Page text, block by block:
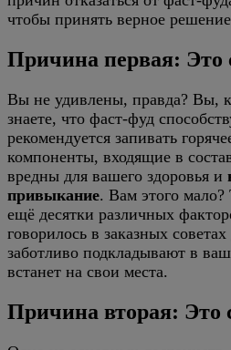
чтобы принять верное
Причина первая: Это
Вы не удивлены, правда? Вы,
знаете, что фаст-фуд
рекомендуется запивать
компоненты, входящие в
вредны для вашего здоровья и
привыкание. Вам этого мало?
ещё десятки различных
говорилось в заказных
заботливо подкладывают в
встанет на свои места.
Причина вторая: Это